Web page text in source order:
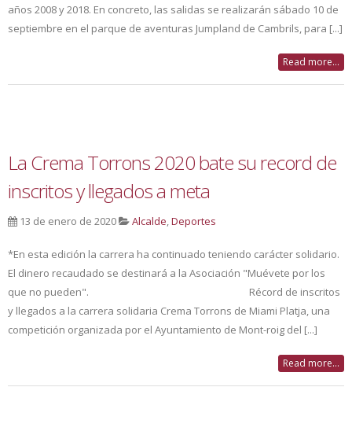
años 2008 y 2018. En concreto, las salidas se realizarán sábado 10 de
septiembre en el parque de aventuras Jumpland de Cambrils, para [...]
Read more...
La Crema Torrons 2020 bate su record de
inscritos y llegados a meta
13 de enero de 2020 Alcalde,Deportes
*En esta edición la carrera ha continuado teniendo carácter solidario.
El dinero recaudado se destinará a la Asociación "Muévete por los
que no pueden". Récord de inscritos
y llegados a la carrera solidaria Crema Torrons de Miami Platja, una
competición organizada por el Ayuntamiento de Mont-roig del [...]
Read more...